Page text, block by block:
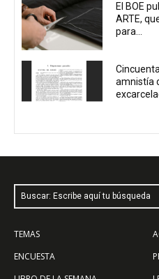
El BOE
ARTE,
para...
amnistía
Buscar: Escribe aquí tu búsqueda
TEMAS
ENCUESTA